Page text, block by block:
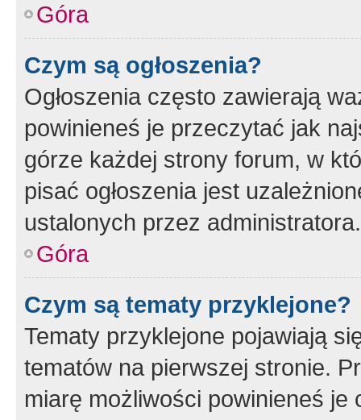
Góra
Czym są ogłoszenia?
Ogłoszenia często zawierają
powinieneś je przeczytać jak
górze każdej strony forum, w
pisać ogłoszenia jest
ustalonych przez administratora.
Góra
Czym są tematy przyklejone?
Tematy przyklejone pojawiają
tematów na pierwszej stronie.
miarę możliwości powinieneś je